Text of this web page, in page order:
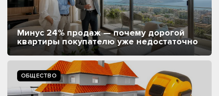
Минус 24% продаж — почему дорогой
квартиры покупателю уже недостаточно
ОБЩЕСТВО